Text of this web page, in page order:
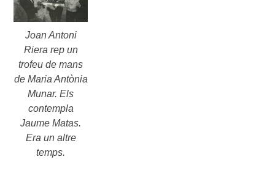
Joan Antoni
Riera rep un
trofeu de mans
de Maria Antònia
Munar. Els
contempla
Jaume Matas.
Era un altre
temps.